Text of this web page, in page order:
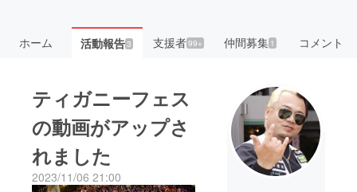
ホーム 活動報告3 支援者99+ 仲間募集 1 コメント
ティガニーフェス
の動画がアップさ
れました
2023/11/06 21:00